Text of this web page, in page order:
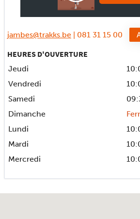
Presse
jambes@trakks.be| 081 31 15 00
HEURES D'OUVERTURE
Jeudi
Vendredi
Samedi
Dimanche
Lundi
Mardi
Mercredi